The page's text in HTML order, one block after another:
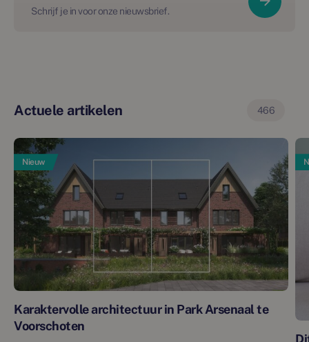
Schrijf je in voor onze nieuwsbrief.
Actuele artikelen 466
Nieuw
Karaktervolle architectuur in Park Arsenaal te
Voorschoten